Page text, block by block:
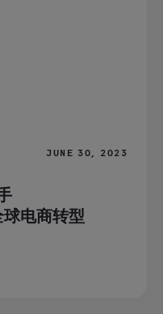
JUNE 30, 2023
电商转型